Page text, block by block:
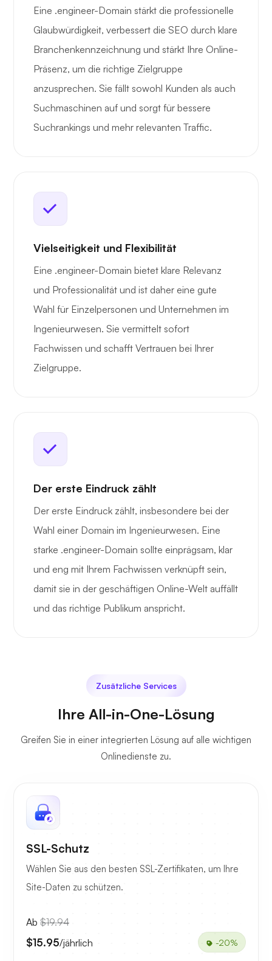
Eine .engineer-Domain stärkt die professionelle
Glaubwürdigkeit, verbessert die SEO durch klare
Branchenkennzeichnung und stärkt Ihre Online-
Präsenz, um die richtige Zielgruppe
anzusprechen. Sie fällt sowohl Kunden als auch
Suchmaschinen auf und sorgt für bessere
Suchrankings und mehr relevanten Traffic.
Vielseitigkeit und Flexibilität
Eine .engineer-Domain bietet klare Relevanz
und Professionalität und ist daher eine gute
Wahl für Einzelpersonen und Unternehmen im
Ingenieurwesen. Sie vermittelt sofort
Fachwissen und schafft Vertrauen bei Ihrer
Zielgruppe.
Der erste Eindruck zählt
Der erste Eindruck zählt, insbesondere bei der
Wahl einer Domain im Ingenieurwesen. Eine
starke .engineer-Domain sollte einprägsam, klar
und eng mit Ihrem Fachwissen verknüpft sein,
damit sie in der geschäftigen Online-Welt auffällt
und das richtige Publikum anspricht.
Zusätzliche Services
Ihre All-in-One-Lösung
Greifen Sie in einer integrierten Lösung auf alle wichtigen
Onlinedienste zu.
SSL-Schutz
Wählen Sie aus den besten SSL-Zertifikaten, um Ihre
Site-Daten zu schützen.
Ab $19.94
$15.95/jährlich -20%